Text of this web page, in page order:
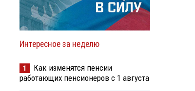
Интересное за неделю
1
Как изменятся пенсии
работающих пенсионеров с 1 августа